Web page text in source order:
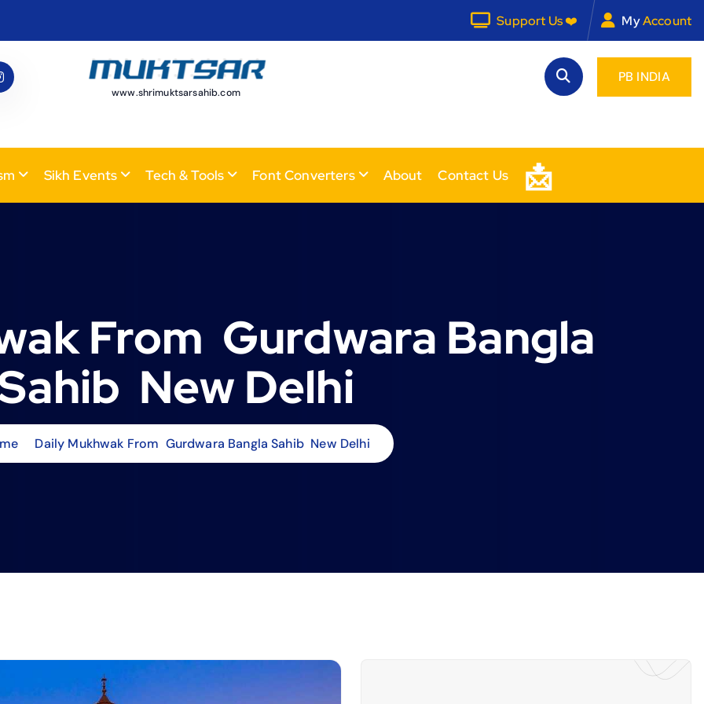
Support Us ❤️ MyAccount
www.shrimuktsarsahib.com
PB INDIA
Sikh Events Tech & Tools Font Converters About Contact Us 📩
From Gurdwara Bangla
New Delhi
Daily Mukhwak From Gurdwara Bangla Sahib New Delhi